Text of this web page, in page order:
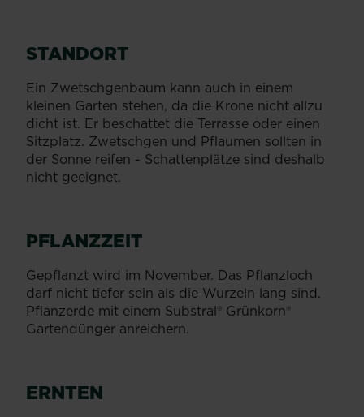
STANDORT
Ein Zwetschgenbaum kann auch in einem
kleinen Garten stehen, da die Krone nicht allzu
dicht ist. Er beschattet die Terrasse oder einen
Sitzplatz. Zwetschgen und Pflaumen sollten in
der Sonne reifen - Schattenplätze sind deshalb
nicht geeignet.
PFLANZZEIT
Gepflanzt wird im November. Das Pflanzloch
darf nicht tiefer sein als die Wurzeln lang sind.
Pflanzerde mit einem Substral® Grünkorn®
Gartendünger anreichern.
ERNTEN